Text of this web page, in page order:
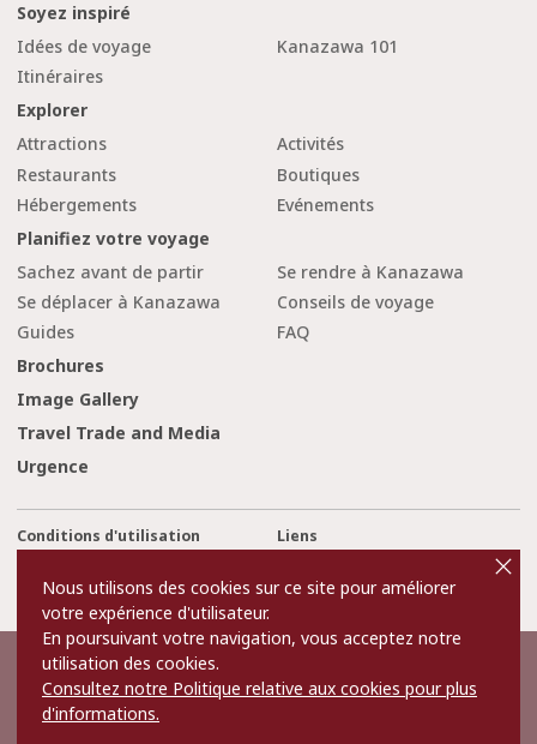
Soyez inspiré
Idées de voyage
Kanazawa 101
Itinéraires
Explorer
Attractions
Activités
Restaurants
Boutiques
Hébergements
Evénements
Planifiez votre voyage
Sachez avant de partir
Se rendre à Kanazawa
Se déplacer à Kanazawa
Conseils de voyage
Guides
FAQ
Brochures
Image Gallery
Travel Trade and Media
Urgence
Conditions d'utilisation
Liens
Contact Us
©2022 Kanazawa City Tourism Association.
The copyright for the Website contents is held by the Association.
It is forbidden to replicate or reprint the contents of the Website
Nous utilisons des cookies sur ce site pour améliorer
votre expérience d'utilisateur.
En poursuivant votre navigation, vous acceptez notre
utilisation des cookies.
Consultez notre Politique relative aux cookies pour plus
d'informations.
o
s